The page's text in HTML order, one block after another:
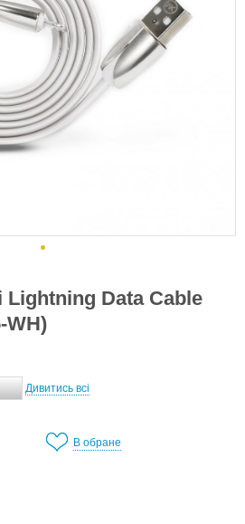
Lightning Data Cable
WH)
Дивитись всі
В обране